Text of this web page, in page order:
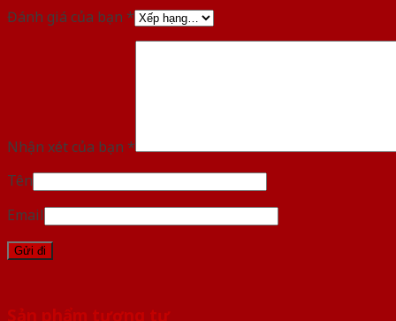
Đánh giá của bạn *
Nhận xét của bạn *
Tên
Email
Sản phẩm tương tự